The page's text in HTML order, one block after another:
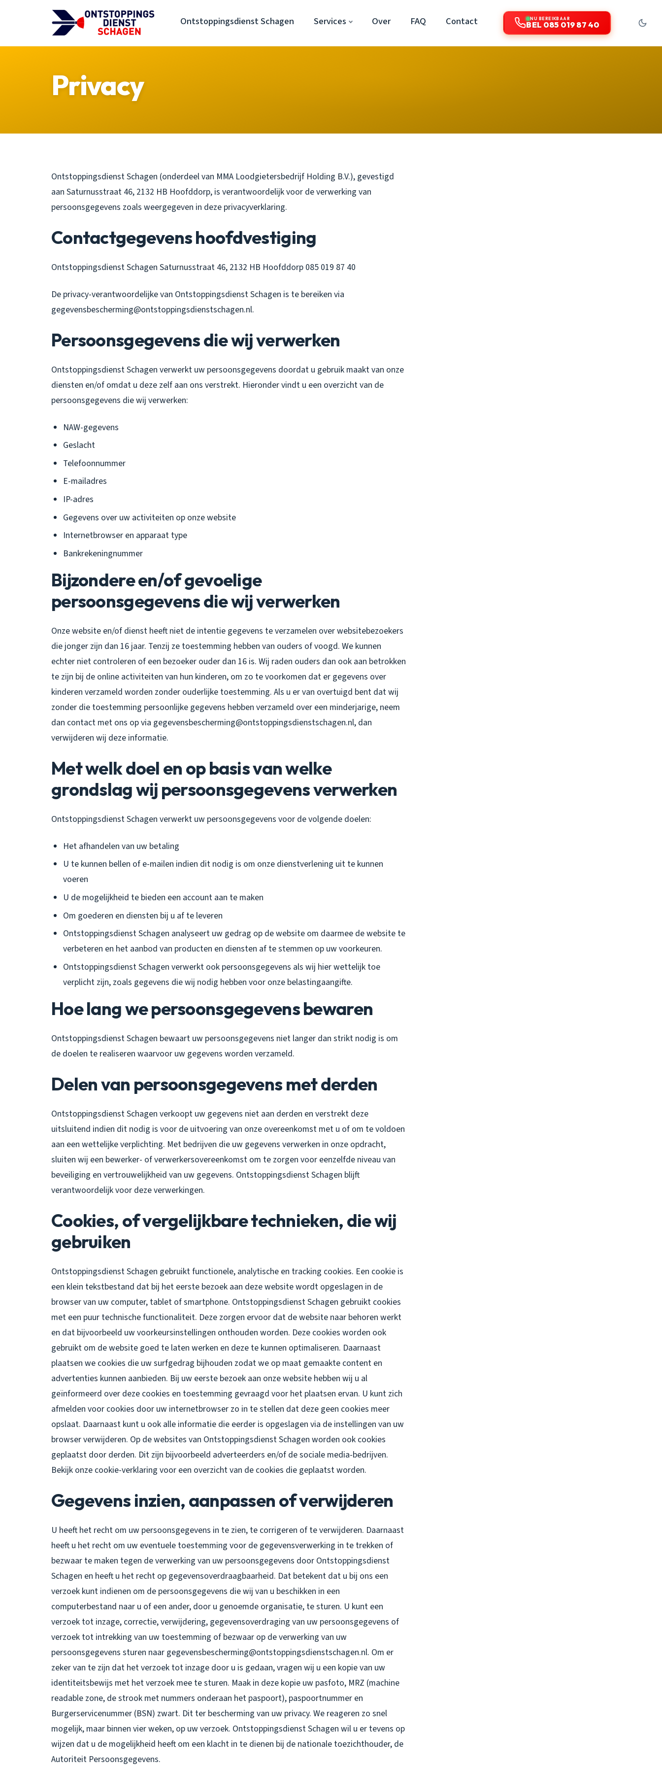
Ontstoppingsdienst Schagen Services Over FAQ Contact NU BEREIKBAAR
BEL 085 019 87 40
Privacy
Ontstoppingsdienst Schagen (onderdeel van MMA Loodgietersbedrijf Holding B.V.), gevestigd
aan Saturnusstraat 46, 2132 HB Hoofddorp, is verantwoordelijk voor de verwerking van
persoonsgegevens zoals weergegeven in deze privacyverklaring.
Contactgegevens hoofdvestiging
Ontstoppingsdienst Schagen Saturnusstraat 46, 2132 HB Hoofddorp 085 019 87 40
De privacy-verantwoordelijke van Ontstoppingsdienst Schagen is te bereiken via
gegevensbescherming@ontstoppingsdienstschagen.nl.
Persoonsgegevens die wij verwerken
Ontstoppingsdienst Schagen verwerkt uw persoonsgegevens doordat u gebruik maakt van onze
diensten en/of omdat u deze zelf aan ons verstrekt. Hieronder vindt u een overzicht van de
persoonsgegevens die wij verwerken:
NAW-gegevens
Geslacht
Telefoonnummer
E-mailadres
IP-adres
Gegevens over uw activiteiten op onze website
Internetbrowser en apparaat type
Bankrekeningnummer
Bijzondere en/of gevoelige
persoonsgegevens die wij verwerken
Onze website en/of dienst heeft niet de intentie gegevens te verzamelen over websitebezoekers
die jonger zijn dan 16 jaar. Tenzij ze toestemming hebben van ouders of voogd. We kunnen
echter niet controleren of een bezoeker ouder dan 16 is. Wij raden ouders dan ook aan betrokken
te zijn bij de online activiteiten van hun kinderen, om zo te voorkomen dat er gegevens over
kinderen verzameld worden zonder ouderlijke toestemming. Als u er van overtuigd bent dat wij
zonder die toestemming persoonlijke gegevens hebben verzameld over een minderjarige, neem
dan contact met ons op via gegevensbescherming@ontstoppingsdienstschagen.nl, dan
verwijderen wij deze informatie.
Met welk doel en op basis van welke
grondslag wij persoonsgegevens verwerken
Ontstoppingsdienst Schagen verwerkt uw persoonsgegevens voor de volgende doelen:
Het afhandelen van uw betaling
U te kunnen bellen of e-mailen indien dit nodig is om onze dienstverlening uit te kunnen
voeren
U de mogelijkheid te bieden een account aan te maken
Om goederen en diensten bij u af te leveren
Ontstoppingsdienst Schagen analyseert uw gedrag op de website om daarmee de website te
verbeteren en het aanbod van producten en diensten af te stemmen op uw voorkeuren.
Ontstoppingsdienst Schagen verwerkt ook persoonsgegevens als wij hier wettelijk toe
verplicht zijn, zoals gegevens die wij nodig hebben voor onze belastingaangifte.
Hoe lang we persoonsgegevens bewaren
Ontstoppingsdienst Schagen bewaart uw persoonsgegevens niet langer dan strikt nodig is om
de doelen te realiseren waarvoor uw gegevens worden verzameld.
Delen van persoonsgegevens met derden
Ontstoppingsdienst Schagen verkoopt uw gegevens niet aan derden en verstrekt deze
uitsluitend indien dit nodig is voor de uitvoering van onze overeenkomst met u of om te voldoen
aan een wettelijke verplichting. Met bedrijven die uw gegevens verwerken in onze opdracht,
sluiten wij een bewerker- of verwerkersovereenkomst om te zorgen voor eenzelfde niveau van
beveiliging en vertrouwelijkheid van uw gegevens. Ontstoppingsdienst Schagen blijft
verantwoordelijk voor deze verwerkingen.
Cookies, of vergelijkbare technieken, die wij
gebruiken
Ontstoppingsdienst Schagen gebruikt functionele, analytische en tracking cookies. Een cookie is
een klein tekstbestand dat bij het eerste bezoek aan deze website wordt opgeslagen in de
browser van uw computer, tablet of smartphone. Ontstoppingsdienst Schagen gebruikt cookies
met een puur technische functionaliteit. Deze zorgen ervoor dat de website naar behoren werkt
en dat bijvoorbeeld uw voorkeursinstellingen onthouden worden. Deze cookies worden ook
gebruikt om de website goed te laten werken en deze te kunnen optimaliseren. Daarnaast
plaatsen we cookies die uw surfgedrag bijhouden zodat we op maat gemaakte content en
advertenties kunnen aanbieden. Bij uw eerste bezoek aan onze website hebben wij u al
geïnformeerd over deze cookies en toestemming gevraagd voor het plaatsen ervan. U kunt zich
afmelden voor cookies door uw internetbrowser zo in te stellen dat deze geen cookies meer
opslaat. Daarnaast kunt u ook alle informatie die eerder is opgeslagen via de instellingen van uw
browser verwijderen. Op de websites van Ontstoppingsdienst Schagen worden ook cookies
geplaatst door derden. Dit zijn bijvoorbeeld adverteerders en/of de sociale media-bedrijven.
Bekijk onze cookie-verklaring voor een overzicht van de cookies die geplaatst worden.
Gegevens inzien, aanpassen of verwijderen
U heeft het recht om uw persoonsgegevens in te zien, te corrigeren of te verwijderen. Daarnaast
heeft u het recht om uw eventuele toestemming voor de gegevensverwerking in te trekken of
bezwaar te maken tegen de verwerking van uw persoonsgegevens door Ontstoppingsdienst
Schagen en heeft u het recht op gegevensoverdraagbaarheid. Dat betekent dat u bij ons een
verzoek kunt indienen om de persoonsgegevens die wij van u beschikken in een
computerbestand naar u of een ander, door u genoemde organisatie, te sturen. U kunt een
verzoek tot inzage, correctie, verwijdering, gegevensoverdraging van uw persoonsgegevens of
verzoek tot intrekking van uw toestemming of bezwaar op de verwerking van uw
persoonsgegevens sturen naar gegevensbescherming@ontstoppingsdienstschagen.nl. Om er
zeker van te zijn dat het verzoek tot inzage door u is gedaan, vragen wij u een kopie van uw
identiteitsbewijs met het verzoek mee te sturen. Maak in deze kopie uw pasfoto, MRZ (machine
readable zone, de strook met nummers onderaan het paspoort), paspoortnummer en
Burgerservicenummer (BSN) zwart. Dit ter bescherming van uw privacy. We reageren zo snel
mogelijk, maar binnen vier weken, op uw verzoek. Ontstoppingsdienst Schagen wil u er tevens op
wijzen dat u de mogelijkheid heeft om een klacht in te dienen bij de nationale toezichthouder, de
Autoriteit Persoonsgegevens.